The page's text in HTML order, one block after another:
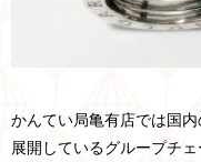
かんてい局亀有店では国
展開しているグループチ